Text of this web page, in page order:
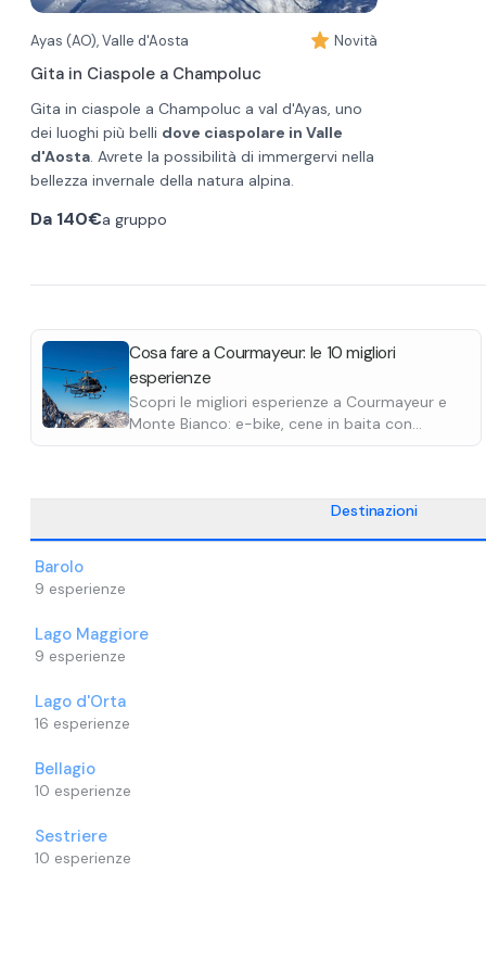
Ayas (AO), Valle d'Aosta Novità
Gita in Ciaspole a Champoluc
Gita in ciaspole a Champoluc a val d'Ayas, uno
dei luoghi più belli dove ciaspolare in Valle
d'Aosta. Avrete la possibilità di immergervi nella
bellezza invernale della natura alpina.
esplorare l'ambiente innevato in modo
condizioni atmosferiche e della neve la guida
sceglieranno
i sentieri più adatti e sicuri nel
quale svolgere la ciaspolata.
Solitamente la ciaspolata prevede una
camminata alla base del Monterosa sui 300m di
dislivello ed è adatta a tutti. La partenza è
Da 140€a gruppo
Cosa fare a Courmayeur: le 10 migliori
esperienze
Scopri le migliori esperienze a Courmayeur e
Monte Bianco: e-bike, cene in baita con
motoslitta, giri in elicottero, ciaspolate.
Destinazioni
Barolo
9 esperienze
Lago Maggiore
9 esperienze
Lago d'Orta
16 esperienze
Bellagio
10 esperienze
Sestriere
10 esperienze